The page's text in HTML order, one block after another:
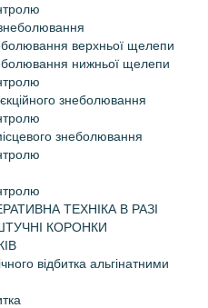
верхньої щелепи
нижньої щелепи
знеболювання
знеболювання
ТЕХНІКА В РАЗІ
КОРОНКИ
відбитка альгінатними